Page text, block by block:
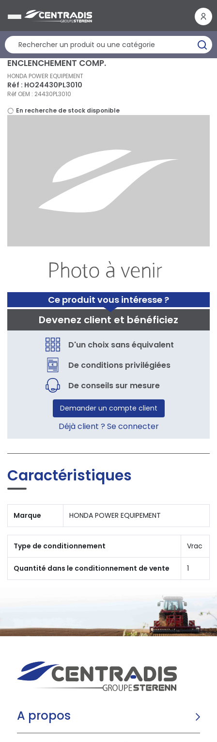
Ce produit vous intéresse ?
Devenez client et bénéficiez
D'un choix sans équivalent
De conditions privilégiées
De conseils sur mesure
Demander un compte client
Déjà client ? Se connecter
ENCLENCHEMENT COMP.
HONDA POWER EQUIPEMENT
Réf : HO24430PL3010
Réf OEM : 24430PL3010
En recherche de stock disponible
Caractéristiques
Marque HONDA POWER EQUIPEMENT
Type de conditionnement Vrac
Quantité dans le conditionnement de vente 1
A propos